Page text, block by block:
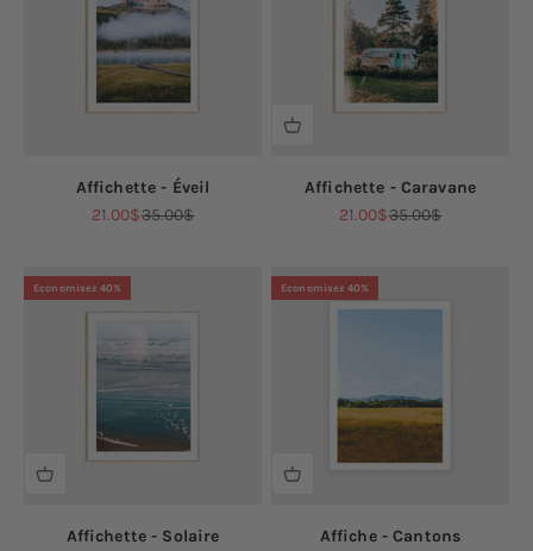
Affichette - Éveil
Prix de vente
21.00$Prix normal
35.00$
Affichette - Caravane
Prix de vente
21.00$Prix normal
35.00$
Economisez 40%
Affichette - Solaire
Economisez 40%
Affiche - Cantons